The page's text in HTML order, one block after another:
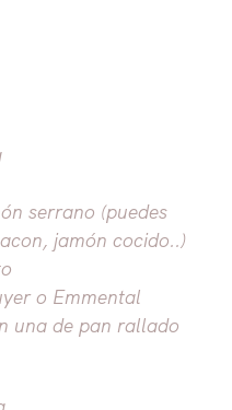
serrano (puedes
jamón cocido..)
o Emmental
una de pan rallado